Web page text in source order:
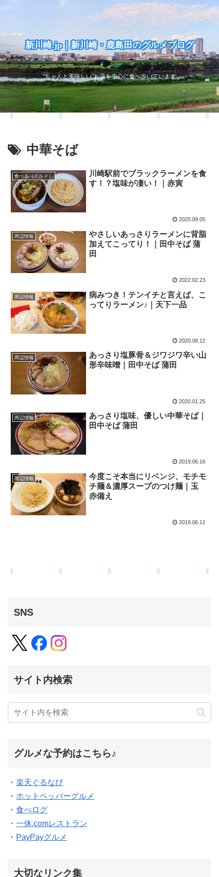
新川崎.jp｜新川崎・鹿島田のグルメブログ
“ちゃんと美味しい”お店を中心に食べ歩いています
中華そば
食べる（グルメ）
川崎駅前でブラックラーメンを食
す！？塩味が凄い！｜赤寅
2025.09.05
周辺情報
やさしいあっさりラーメンに背脂
加えてこってり！｜田中そば 蒲
田
2022.02.23
周辺情報
病みつき！テンイチと言えば、こ
ってりラーメン♪｜天下一品
2020.08.12
周辺情報
あっさり塩豚骨＆ジワジワ辛い山
形辛味噌｜田中そば 蒲田
2020.01.25
周辺情報
あっさり塩味、優しい中華そば｜
田中そば 蒲田
2019.06.16
周辺情報
今度こそ本当にリベンジ、モチモ
チ麺＆濃厚スープのつけ麺｜玉
赤備え
2019.06.11
SNS
サイト内検索
グルメな予約はこちら♪
・ 楽天ぐるなび
・ ホットペッパーグルメ
・ 食べログ
・ 一休.comレストラン
・ PayPayグルメ
大切なリンク集